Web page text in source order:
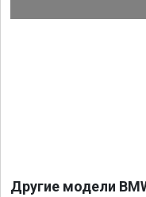
Другие модели